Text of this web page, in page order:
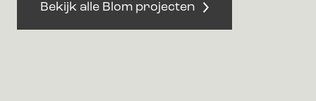
Bekijk alle Blom projecten